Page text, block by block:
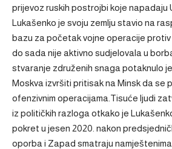
prijevoz ruskih postrojbi koje napadaju
Lukašenko je svoju zemlju stavio na
bazu za početak vojne operacije protiv
do sada nije aktivno sudjelovala u
stvaranje združenih snaga potaknulo
Moskva izvršiti pritisak na Minsk da se
ofenzivnim operacijama.Tisuće ljudi
iz političkih razloga otkako je
pokret u jesen 2020. nakon
oporba i Zapad smatraju namještenima.